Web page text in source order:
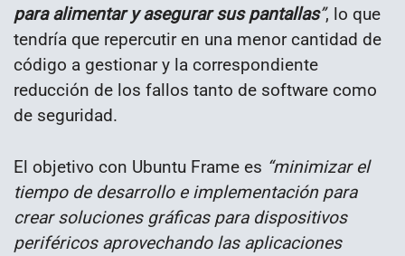
para alimentar y asegurar sus pantallas”, lo que
tendría que repercutir en una menor cantidad de
código a gestionar y la correspondiente
reducción de los fallos tanto de software como
de seguridad.
El objetivo con Ubuntu Frame es “minimizar el
tiempo de desarrollo e implementación para
crear soluciones gráficas para dispositivos
periféricos aprovechando las aplicaciones